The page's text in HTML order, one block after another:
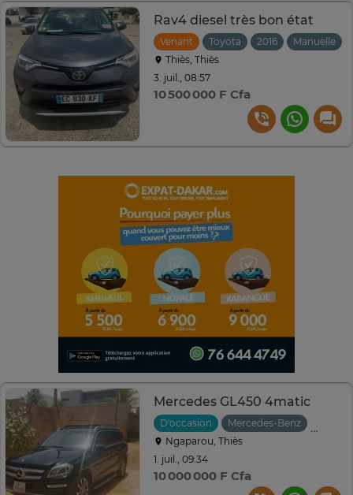
Rav4 diesel très bon état
Venant Toyota 2016
Manuelle
Thiès, Thiès
3. juil., 08:57
10 500 000 F Cfa
Mercedes GL450 4matic
D'occasion Mercedes-Benz
Ngaparou, Thiès
1. juil., 09:34
10 000 000 F Cfa